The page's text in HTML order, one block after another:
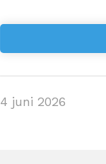
4 juni 2026